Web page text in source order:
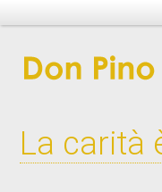
La carità